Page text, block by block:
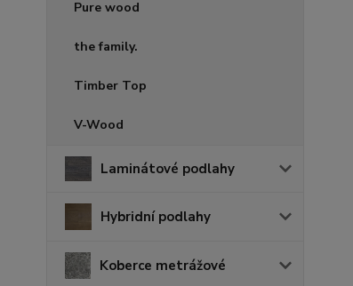
Pure wood
the family.
Timber Top
V-Wood
Laminátové podlahy
Hybridní podlahy
Koberce metrážové